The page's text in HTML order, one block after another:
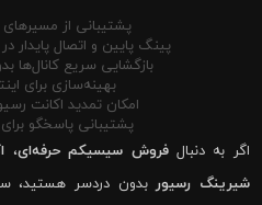
پشتیبانی از مسیرهای
پینگ پایین و اتصال پایدار
بازگشایی سریع کانال‌ها
بهینه‌سازی برای
امکان تمدید اکانت
پشتیبانی پاسخگو
اگر به دنبالفروش سیسیکم حرفه‌ای،
شیرینگ رسیوربدون دردسر هستید،